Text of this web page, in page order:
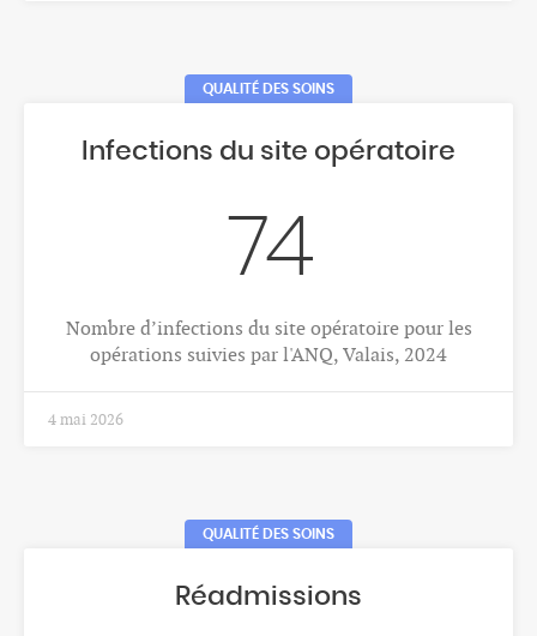
localisations du cancer
32.3
% de nouveaux cas de cancers du sein parmi tous
les cancers féminins, Valais, 2018-2022
1 déc. 2025
CANCERS
Cancer du poumon